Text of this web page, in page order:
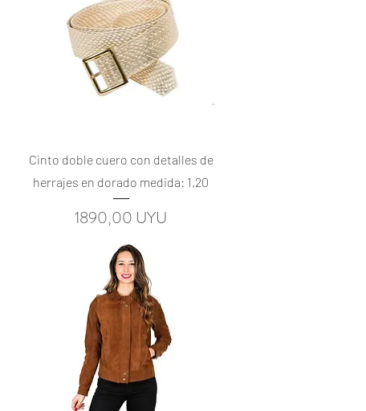
Vista rápida
Cinto doble cuero con detalles de
herrajes en dorado medida: 1.20
Precio
1890,00 UYU